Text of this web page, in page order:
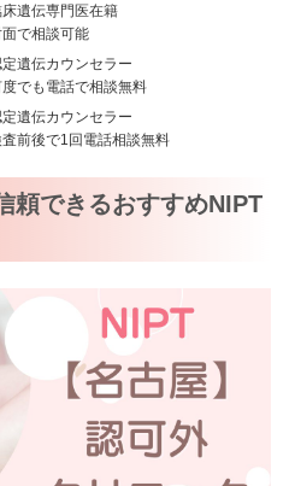
床遺伝専門医在籍
面で相談可能
定遺伝カウンセラー
度でも電話で相談無料
定遺伝カウンセラー
査前後で1回電話相談無料
頼できるおすすめNIPT